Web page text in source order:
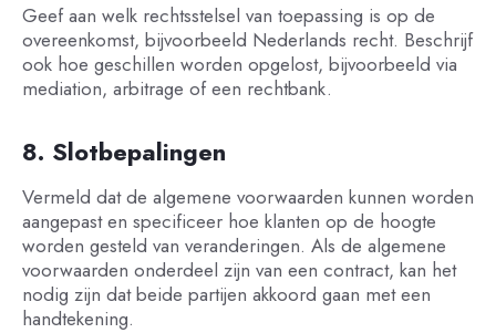
Geef aan welk rechtsstelsel van toepassing is op de
overeenkomst, bijvoorbeeld Nederlands recht. Beschrijf
ook hoe geschillen worden opgelost, bijvoorbeeld via
mediation, arbitrage of een rechtbank.
8. Slotbepalingen
Vermeld dat de algemene voorwaarden kunnen worden
aangepast en specificeer hoe klanten op de hoogte
worden gesteld van veranderingen. Als de algemene
voorwaarden onderdeel zijn van een contract, kan het
nodig zijn dat beide partijen akkoord gaan met een
handtekening.